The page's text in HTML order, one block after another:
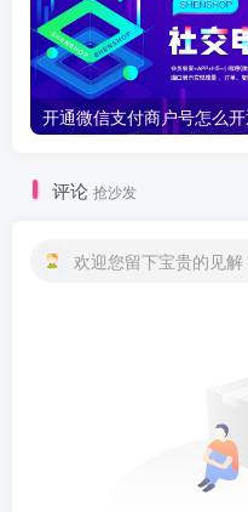
评论 抢沙发
欢迎您留下宝贵的见解